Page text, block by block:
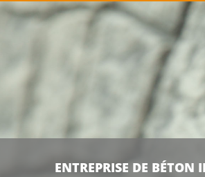
ENTREPRISE DE